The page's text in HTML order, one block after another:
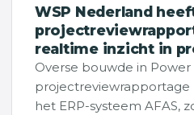
WSP Nederland
realtime inzicht in
Overse bouwde in Power
projectreviewrapportage
het ERP-systeem AFAS,